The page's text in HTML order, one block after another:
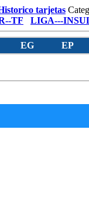
tarjetas
TF LIGA---
EG EP